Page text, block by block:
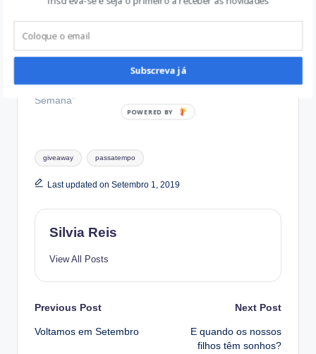
Gosto de surpresas –
Vencedor da
Prendinha da Semana
In "Prendinhas da
Semana"
Tags:
giveaway passatempo
Last updated on Setembro 1, 2019
Silvia Reis
View All Posts
Post
navigation
Previous Post
Voltamos em Setembro
Next Post
E quando os nossos
filhos têm sonhos?
Subscreva já